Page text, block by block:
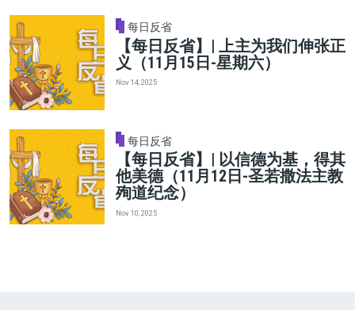
每日反省
【每日反省】| 上主为我们伸张正
义（11月15日-星期六）
Nov 14, 2025
每日反省
【每日反省】| 以信德为基，得其
他美德（11月12日-圣若撒法主教
殉道纪念）
Nov 10, 2025